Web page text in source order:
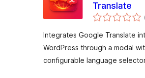
Translate
Integrates Google Translate
WordPress through a modal
configurable language